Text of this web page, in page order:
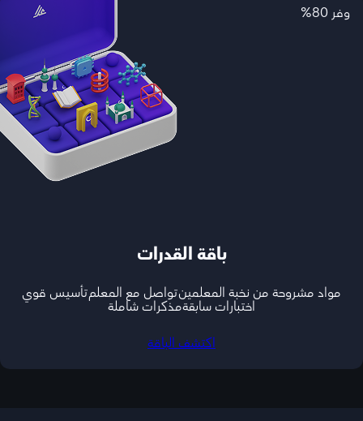
وفر 80%
باقة القدرات
مواد مشروحة من نخبة المعلمينتواصل مع المعلمتأسيس قوي
اختبارات سابقةمذكرات شاملة
اكتشف الباقة